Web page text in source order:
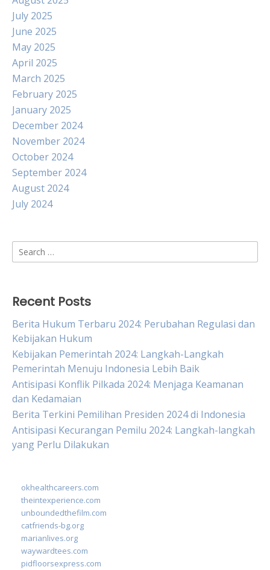
July 2025
June 2025
May 2025
April 2025
March 2025
February 2025
January 2025
December 2024
November 2024
October 2024
September 2024
August 2024
July 2024
Search
for:
Recent Posts
Berita Hukum Terbaru 2024: Perubahan Regulasi dan
Kebijakan Hukum
Kebijakan Pemerintah 2024: Langkah-Langkah
Pemerintah Menuju Indonesia Lebih Baik
Antisipasi Konflik Pilkada 2024: Menjaga Keamanan
dan Kedamaian
Berita Terkini Pemilihan Presiden 2024 di Indonesia
Antisipasi Kecurangan Pemilu 2024: Langkah-langkah
yang Perlu Dilakukan
okhealthcareers.com
theintexperience.com
unboundedthefilm.com
catfriends-bg.org
marianlives.org
waywardtees.com
pidfloorsexpress.com